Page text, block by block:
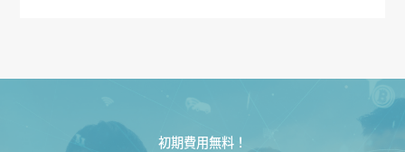
初期費用無料！